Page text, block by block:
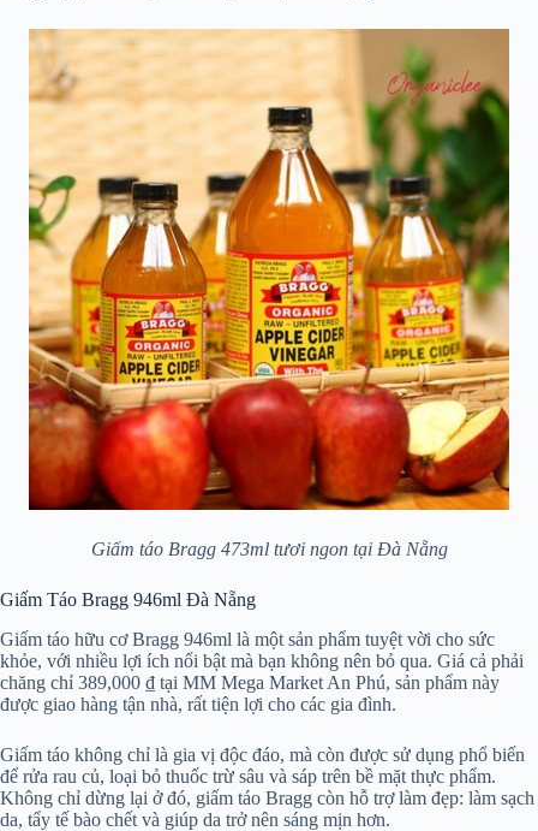
Giấm táo Bragg 473ml tươi ngon tại Đà Nẵng
Giấm Táo Bragg 946ml Đà Nẵng
Giấm táo hữu cơ Bragg 946ml là một sản phẩm tuyệt vời cho sức
khỏe, với nhiều lợi ích nổi bật mà bạn không nên bỏ qua. Giá cả phải
chăng chỉ 389,000 ₫ tại MM Mega Market An Phú, sản phẩm này
được giao hàng tận nhà, rất tiện lợi cho các gia đình.
Giấm táo không chỉ là gia vị độc đáo, mà còn được sử dụng phổ biến
để rửa rau củ, loại bỏ thuốc trừ sâu và sáp trên bề mặt thực phẩm.
Không chỉ dừng lại ở đó, giấm táo Bragg còn hỗ trợ làm đẹp: làm sạch
da, tẩy tế bào chết và giúp da trở nên sáng mịn hơn.